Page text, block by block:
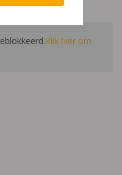
Klik hier om